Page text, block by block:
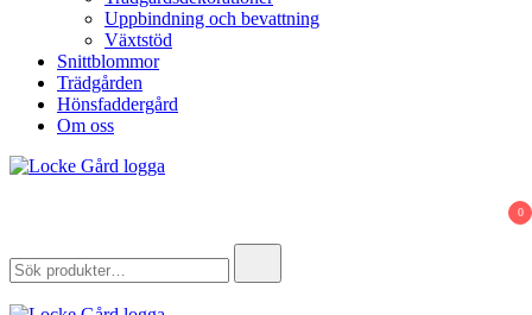
Uppbindning och bevattning
Växtstöd
Snittblommor
Trädgården
Hönsfaddergård
Om oss
0
for: